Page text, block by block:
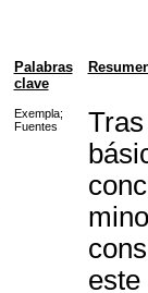
Palabras
clave
Exempla;
Fuentes